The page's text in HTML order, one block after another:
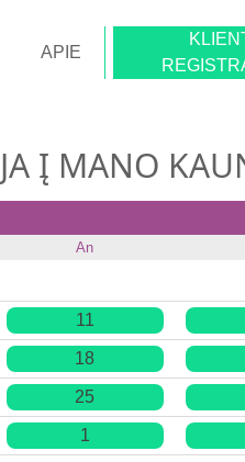
APIE
Į MANO
An
11
18
25
1